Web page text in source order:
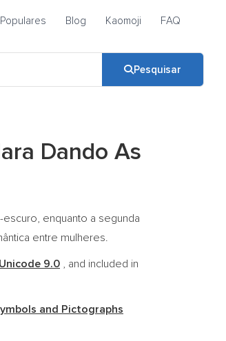
Populares Blog Kaomoji FAQ
Pesquisar
Dando As
enquanto a segunda
entre mulheres.
Unicode 9.0 , and included in
and Pictographs